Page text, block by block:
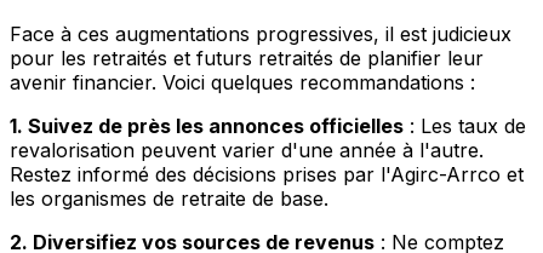
Face à ces augmentations progressives, il est judicieux
pour les retraités et futurs retraités de planifier leur
avenir financier. Voici quelques recommandations :
1. Suivez de près les annonces officielles : Les taux de
revalorisation peuvent varier d'une année à l'autre.
Restez informé des décisions prises par l'Agirc-Arrco et
les organismes de retraite de base.
2. Diversifiez vos sources de revenus : Ne comptez